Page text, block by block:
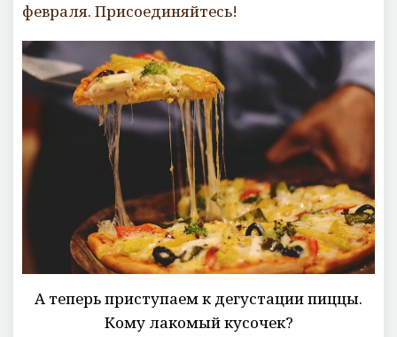
февраля. Присоединяйтесь!
А теперь приступаем к дегустации пиццы.
Кому лакомый кусочек?